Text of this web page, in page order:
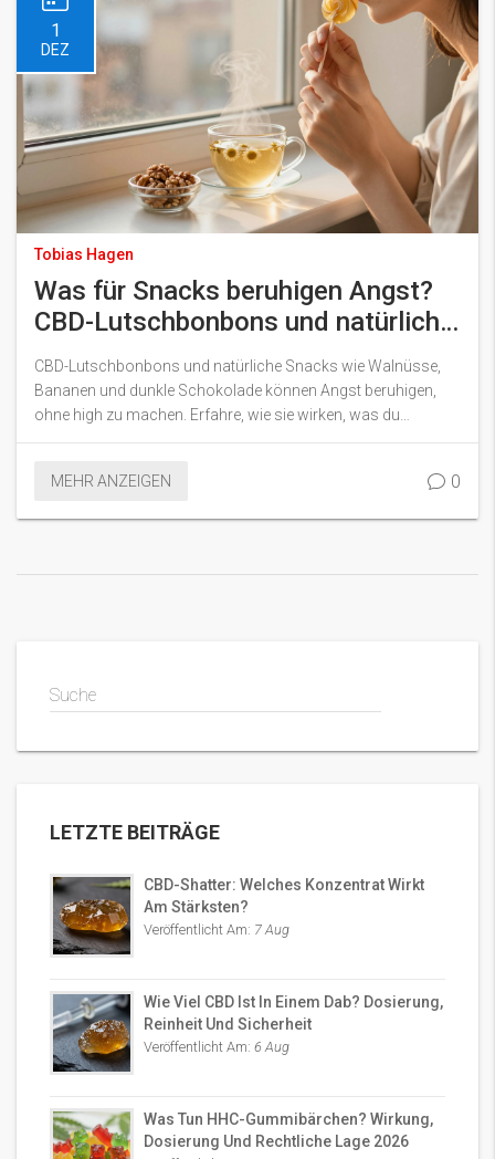
1
DEZ
Tobias Hagen
Was für Snacks beruhigen Angst?
CBD-Lutschbonbons und natürliche
Alternativen
CBD-Lutschbonbons und natürliche Snacks wie Walnüsse,
Bananen und dunkle Schokolade können Angst beruhigen,
ohne high zu machen. Erfahre, wie sie wirken, was du
beachten musst und welche Snacks du lieber vermeidest.
MEHR ANZEIGEN 0
Suche
LETZTE BEITRÄGE
CBD-Shatter: Welches Konzentrat Wirkt
Am Stärksten?
Veröffentlicht Am: 7 Aug
Wie Viel CBD Ist In Einem Dab? Dosierung,
Reinheit Und Sicherheit
Veröffentlicht Am: 6 Aug
Was Tun HHC-Gummibärchen? Wirkung,
Dosierung Und Rechtliche Lage 2026